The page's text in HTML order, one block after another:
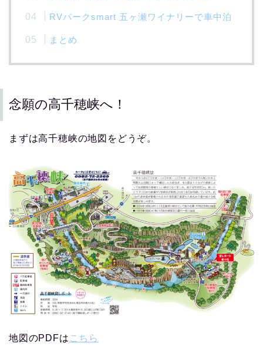
RVパークsmart 五ヶ瀬ワイナリーで車中泊
まとめ
念願の高千穂峡へ！
まずは高千穂峡の地図をどうぞ。
地図のPDFは こちら